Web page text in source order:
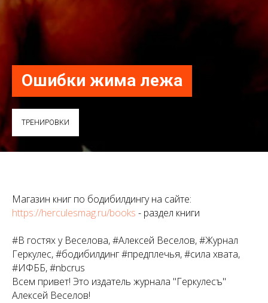
Ошибки жима лежа
ТРЕНИРОВКИ
Магазин книг по бодибилдингу на сайте:
https://herculesmag.ru/books - раздел книги
#В гостях у Веселова, #Алексей Веселов, #Журнал
Геркулес, #бодибилдинг #предплечья, #сила хвата,
#ИФББ, #nbcrus
Всем привет! Это издатель журнала "Геркулесъ"
Алексей Веселов!